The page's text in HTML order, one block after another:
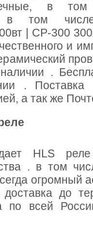
в
, в том
| СР-300
и
.
.
а так же
HLS
. в том
огромный
до
по всей